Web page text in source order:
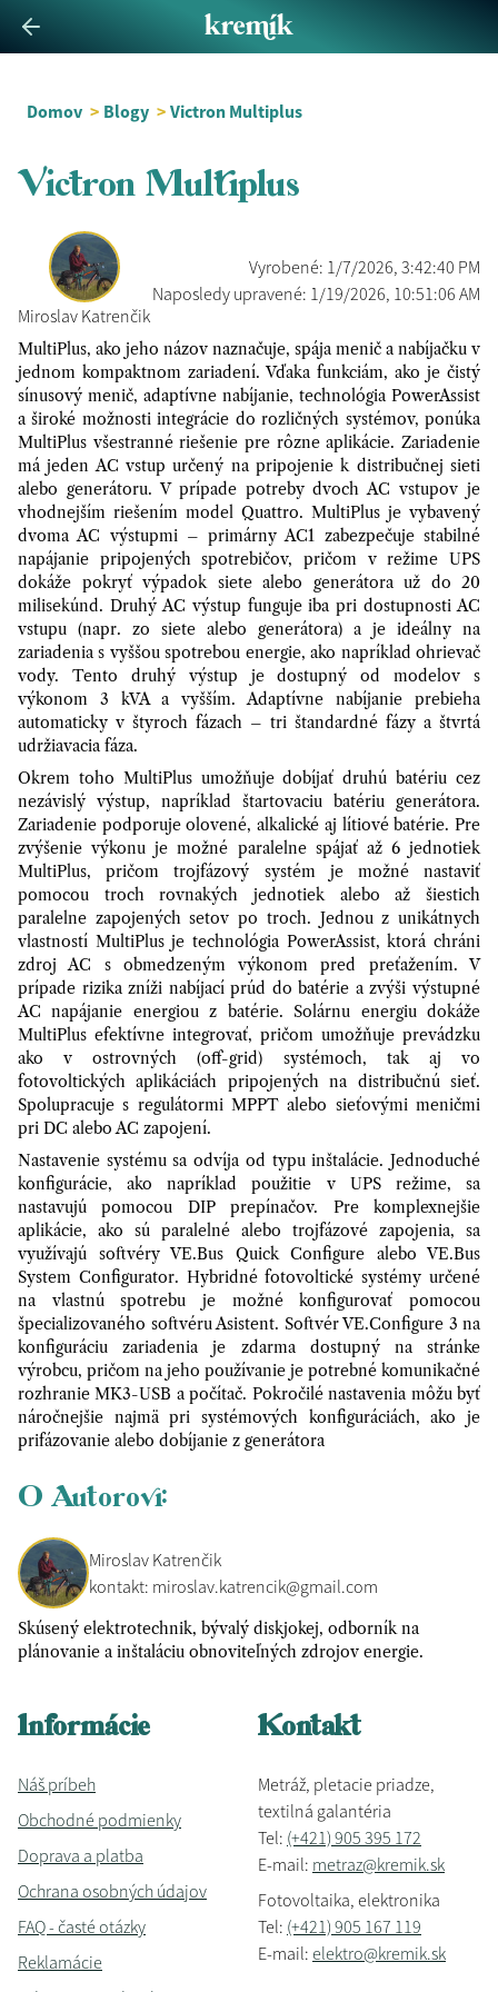
Domov > Blogy > Victron Multiplus
Victron Multiplus
Miroslav Katrenčik
Vyrobené: 1/7/2026, 3:42:40 PM
Naposledy upravené: 1/19/2026, 10:51:06 AM
MultiPlus, ako jeho názov naznačuje, spája menič a nabíjačku v
jednom kompaktnom zariadení. Vďaka funkciám, ako je čistý
sínusový menič, adaptívne nabíjanie, technológia PowerAssist
a široké možnosti integrácie do rozličných systémov, ponúka
MultiPlus všestranné riešenie pre rôzne aplikácie. Zariadenie
má jeden AC vstup určený na pripojenie k distribučnej sieti
alebo generátoru. V prípade potreby dvoch AC vstupov je
vhodnejším riešením model Quattro. MultiPlus je vybavený
dvoma AC výstupmi – primárny AC1 zabezpečuje stabilné
napájanie pripojených spotrebičov, pričom v režime UPS
dokáže pokryť výpadok siete alebo generátora už do 20
milisekúnd. Druhý AC výstup funguje iba pri dostupnosti AC
vstupu (napr. zo siete alebo generátora) a je ideálny na
zariadenia s vyššou spotrebou energie, ako napríklad ohrievač
vody. Tento druhý výstup je dostupný od modelov s
výkonom 3 kVA a vyšším. Adaptívne nabíjanie prebieha
automaticky v štyroch fázach – tri štandardné fázy a štvrtá
udržiavacia fáza.
Okrem toho MultiPlus umožňuje dobíjať druhú batériu cez
nezávislý výstup, napríklad štartovaciu batériu generátora.
Zariadenie podporuje olovené, alkalické aj lítiové batérie. Pre
zvýšenie výkonu je možné paralelne spájať až 6 jednotiek
MultiPlus, pričom trojfázový systém je možné nastaviť
pomocou troch rovnakých jednotiek alebo až šiestich
paralelne zapojených setov po troch. Jednou z unikátnych
vlastností MultiPlus je technológia PowerAssist, ktorá chráni
zdroj AC s obmedzeným výkonom pred preťažením. V
prípade rizika zníži nabíjací prúd do batérie a zvýši výstupné
AC napájanie energiou z batérie. Solárnu energiu dokáže
MultiPlus efektívne integrovať, pričom umožňuje prevádzku
ako v ostrovných (off-grid) systémoch, tak aj vo
fotovoltických aplikáciách pripojených na distribučnú sieť.
Spolupracuje s regulátormi MPPT alebo sieťovými meničmi
pri DC alebo AC zapojení.
Nastavenie systému sa odvíja od typu inštalácie. Jednoduché
konfigurácie, ako napríklad použitie v UPS režime, sa
nastavujú pomocou DIP prepínačov. Pre komplexnejšie
aplikácie, ako sú paralelné alebo trojfázové zapojenia, sa
využívajú softvéry VE.Bus Quick Configure alebo VE.Bus
System Configurator. Hybridné fotovoltické systémy určené
na vlastnú spotrebu je možné konfigurovať pomocou
špecializovaného softvéru Asistent. Softvér VE.Configure 3 na
konfiguráciu zariadenia je zdarma dostupný na stránke
výrobcu, pričom na jeho používanie je potrebné komunikačné
rozhranie MK3-USB a počítač. Pokročilé nastavenia môžu byť
náročnejšie najmä pri systémových konfiguráciách, ako je
prifázovanie alebo dobíjanie z generátora
O Autorovi:
Miroslav Katrenčik
kontakt: miroslav.katrencik@gmail.com
Skúsený elektrotechnik, bývalý diskjokej, odborník na
plánovanie a inštaláciu obnoviteľných zdrojov energie.
Informácie
Náš príbeh
Obchodné podmienky
Doprava a platba
Ochrana osobných údajov
FAQ - časté otázky
Reklamácie
Kontakt
Metráž, pletacie priadze,
textilná galantéria
Tel: (+421) 905 395 172
E-mail: metraz@kremik.sk
Fotovoltaika, elektronika
Tel: (+421) 905 167 119
E-mail: elektro@kremik.sk